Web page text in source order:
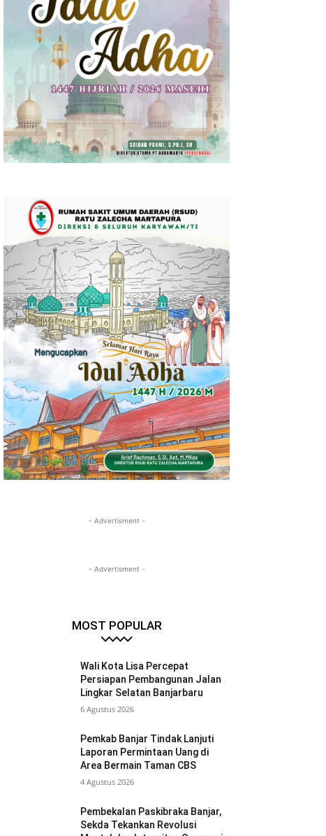
- Advertisment -
- Advertisment -
MOST POPULAR
Wali Kota Lisa Percepat
Persiapan Pembangunan Jalan
Lingkar Selatan Banjarbaru
6 Agustus 2026
Pemkab Banjar Tindak Lanjuti
Laporan Permintaan Uang di
Area Bermain Taman CBS
4 Agustus 2026
Pembekalan Paskibraka Banjar,
Sekda Tekankan Revolusi